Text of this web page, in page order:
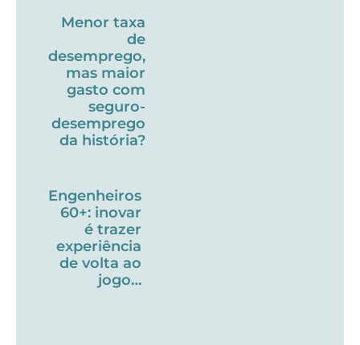
Menor taxa
de
desemprego,
mas maior
gasto com
seguro-
desemprego
da história?
Engenheiros
60+: inovar
é trazer
experiência
de volta ao
jogo…